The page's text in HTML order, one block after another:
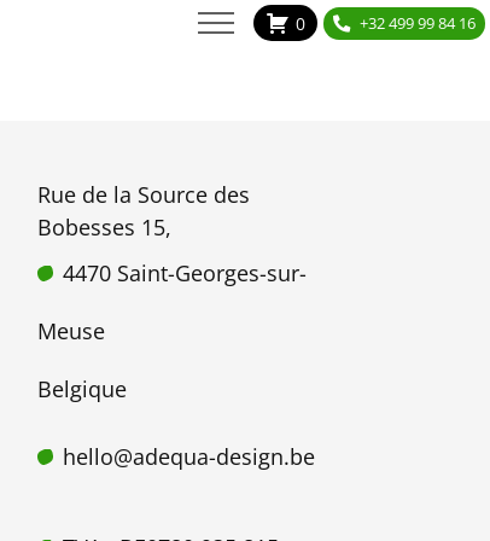
0 +32 499 99 84 16
Rue de la Source des
Bobesses 15,
4470 Saint-Georges-sur-
Meuse
Belgique
hello@adequa-design.be